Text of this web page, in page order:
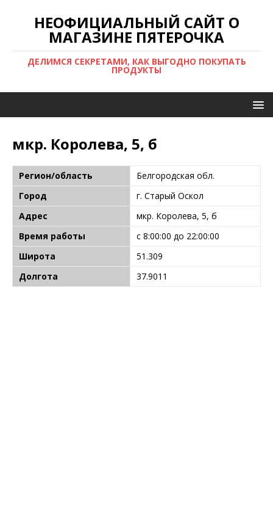
НЕОФИЦИАЛЬНЫЙ САЙТ О
МАГАЗИНЕ ПЯТЕРОЧКА
ДЕЛИМСЯ СЕКРЕТАМИ, КАК ВЫГОДНО ПОКУПАТЬ
ПРОДУКТЫ
мкр. Королева, 5, б
Регион/область
Белгородская обл.
Город
г. Старый Оскол
Адрес
мкр. Королева, 5, б
Время работы
с 8:00:00 до 22:00:00
Широта
51.309
Долгота
37.9011